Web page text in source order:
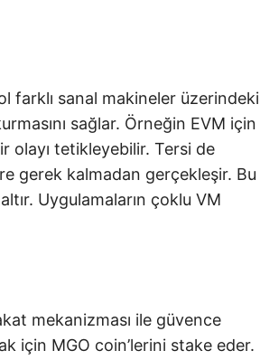
farklı sanal makineler üzerindeki
sağlar. Örneğin EVM için
olayı tetikleyebilir. Tersi de
gerek kalmadan gerçekleşir. Bu
Uygulamaların çoklu VM
mekanizması ile güvence
için MGO coin’lerini stake eder.